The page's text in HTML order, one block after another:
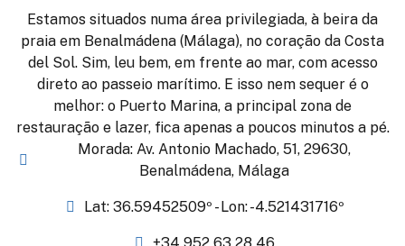
Estamos situados numa área privilegiada, à beira da
praia em Benalmádena (Málaga), no coração da Costa
del Sol. Sim, leu bem, em frente ao mar, com acesso
direto ao passeio marítimo. E isso nem sequer é o
melhor: o Puerto Marina, a principal zona de
restauração e lazer, fica apenas a poucos minutos a pé.
Morada: Av. Antonio Machado, 51, 29630,
Benalmádena, Málaga
Lat: 36.59452509º - Lon: -4.521431716º